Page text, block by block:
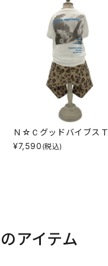
Ｎ☆ＣグッドバイブスＴ
¥7,590 (税込)
アイテム